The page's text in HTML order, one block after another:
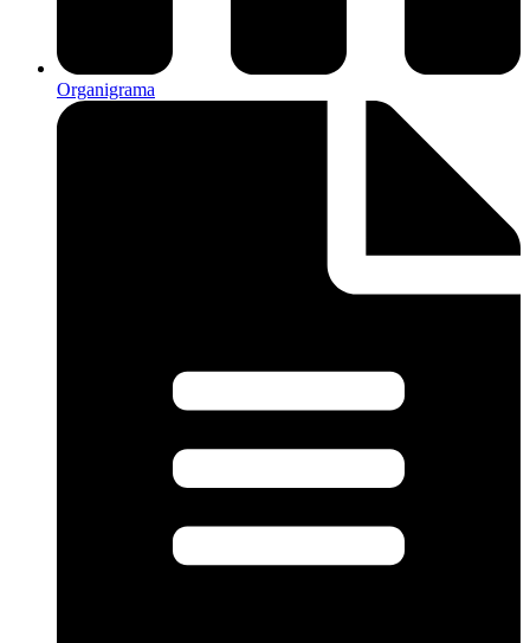
Organigrama